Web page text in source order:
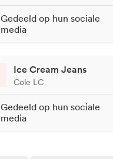
Gedeeld op hun sociale
media
Ice Cream Jeans
Cole LC
Gedeeld op hun sociale
media